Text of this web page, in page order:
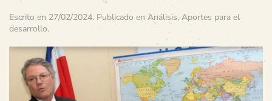
Escrito en 27/02/2024. Publicado en Análisis, Aportes para el
desarrollo.